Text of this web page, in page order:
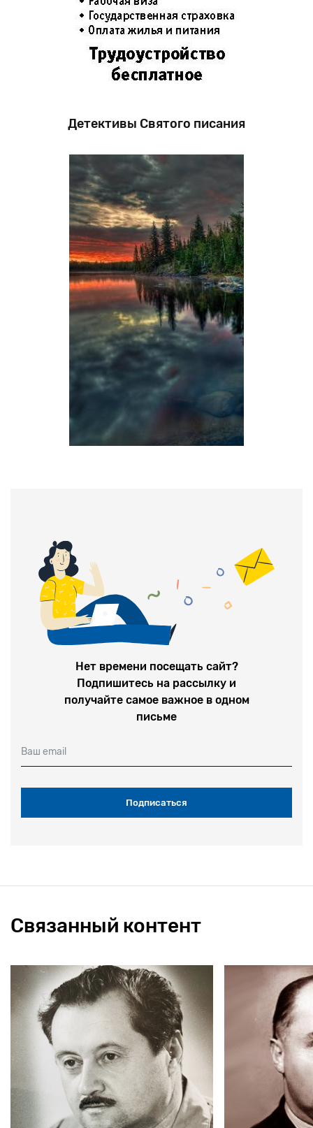
Детективы Святого писания
Нет времени посещать сайт?
Подпишитесь на рассылку и
получайте самое важное в одном
письме
Ваш email
Связанный контент